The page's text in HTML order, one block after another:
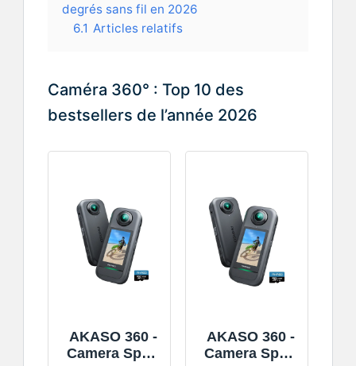
degrés sans fil en 2026
6.1 Articles relatifs
Caméra 360° : Top 10 des
bestsellers de l’année 2026
AKASO 360 -
Camera Sport
AKASO 360 -
Camera Sport